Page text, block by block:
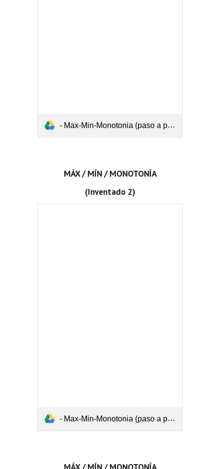
- Max-Min-Monotonia (paso a paso) 1.pdf
MÁX / MÍN / MONOTONÍA
(Inventado 2)
- Max-Min-Monotonia (paso a paso) 2.pdf